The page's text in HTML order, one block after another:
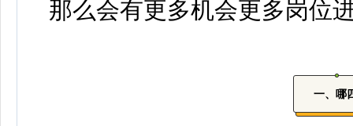
那么会有更多机会更多岗位
一、哪